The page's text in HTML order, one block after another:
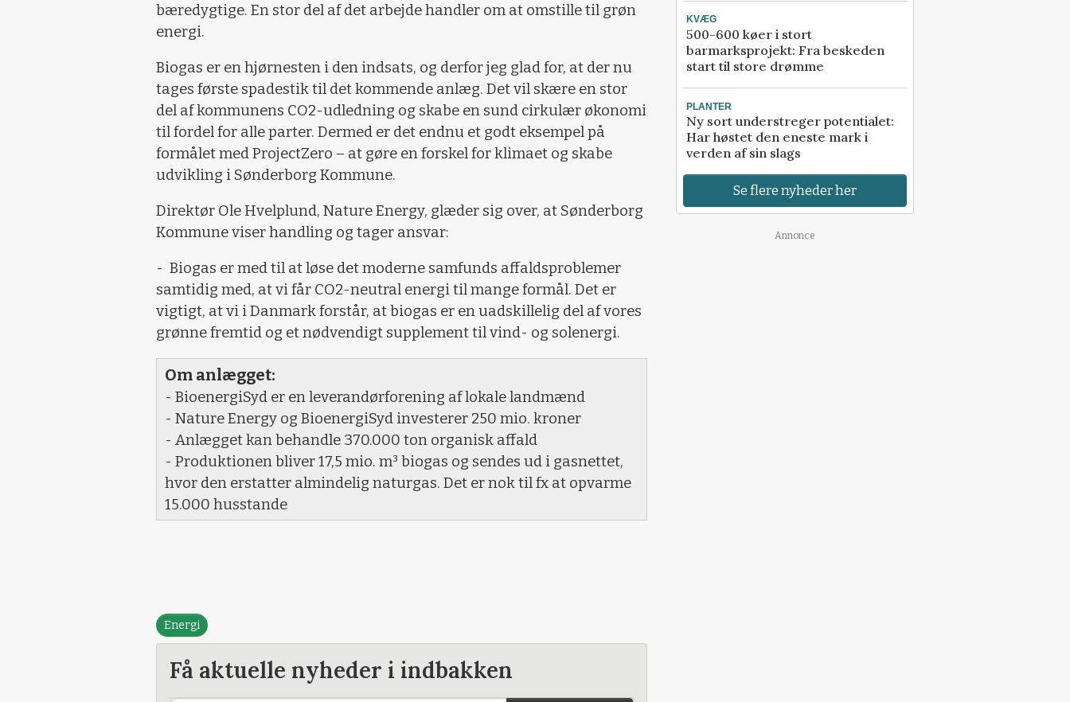
bæredygtige. En stor del af det arbejde handler om at omstille til grøn
energi.
Biogas er en hjørnesten i den indsats, og derfor jeg glad for, at der nu
tages første spadestik til det kommende anlæg. Det vil skære en stor
del af kommunens CO2-udledning og skabe en sund cirkulær økonomi
til fordel for alle parter. Dermed er det endnu et godt eksempel på
formålet med ProjectZero – at gøre en forskel for klimaet og skabe
udvikling i Sønderborg Kommune.
Direktør Ole Hvelplund, Nature Energy, glæder sig over, at Sønderborg
Kommune viser handling og tager ansvar:
- Biogas er med til at løse det moderne samfunds affaldsproblemer
samtidig med, at vi får CO2-neutral energi til mange formål. Det er
vigtigt, at vi i Danmark forstår, at biogas er en uadskillelig del af vores
grønne fremtid og et nødvendigt supplement til vind- og solenergi.
Om anlægget:
- BioenergiSyd er en leverandørforening af lokale landmænd
- Nature Energy og BioenergiSyd investerer 250 mio. kroner
- Anlægget kan behandle 370.000 ton organisk affald
- Produktionen bliver 17,5 mio. m³ biogas og sendes ud i gasnettet,
hvor den erstatter almindelig naturgas. Det er nok til fx at opvarme
15.000 husstande
Energi
Få aktuelle nyheder i indbakken
KVÆG
500-600 køer i stort
barmarksprojekt: Fra beskeden
start til store drømme
PLANTER
Ny sort understreger potentialet:
Har høstet den eneste mark i
verden af sin slags
Se flere nyheder her
Annonce